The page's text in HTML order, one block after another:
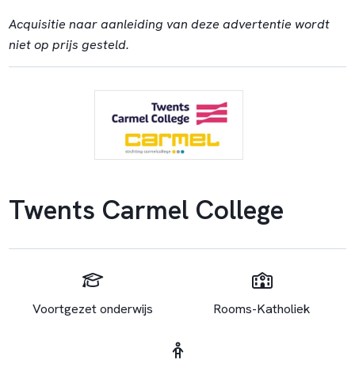
Acquisitie naar aanleiding van deze advertentie wordt
niet op prijs gesteld.
Twents Carmel College
Voortgezet onderwijs Rooms-Katholiek